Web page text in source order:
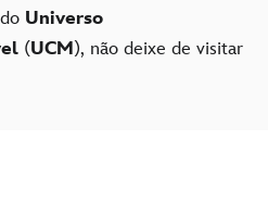
Universo
(UCM), não deixe de visitar